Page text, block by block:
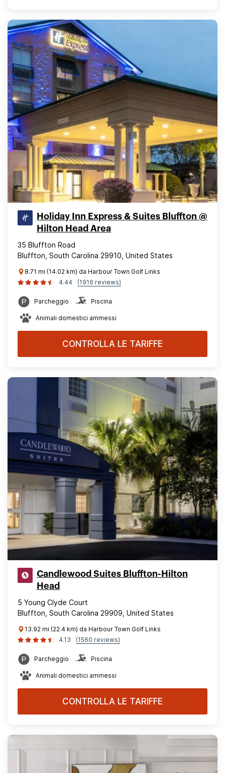
Holiday Inn Express & Suites Bluffton @
Hilton Head Area
35 Bluffton Road
Bluffton, South Carolina 29910, United States
8.71 mi (14.02 km) da Harbour Town Golf Links
4.44
(1916 reviews)
Parcheggio Piscina
Animali domestici ammessi
CONTROLLA LE TARIFFE
Candlewood Suites Bluffton-Hilton
Head
5 Young Clyde Court
Bluffton, South Carolina 29909, United States
13.92 mi (22.4 km) da Harbour Town Golf Links
4.13
(1560 reviews)
Parcheggio Piscina
Animali domestici ammessi
CONTROLLA LE TARIFFE